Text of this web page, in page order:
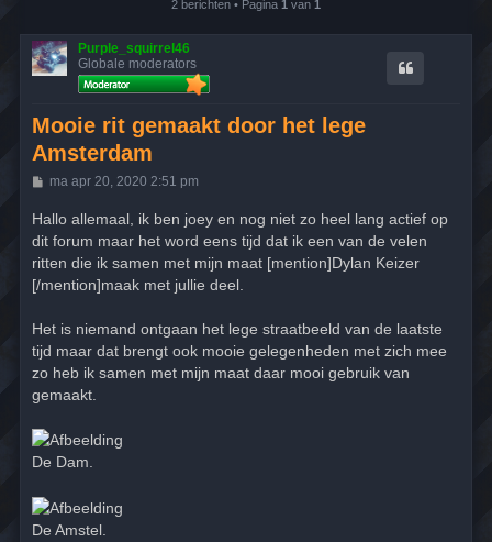
2 berichten • Pagina 1 van 1
Purple_squirrel46
Globale moderators
Mooie rit gemaakt door het lege
Amsterdam
B
i
c
h
t
ma apr 20, 2020 2:51 pm
Hallo allemaal, ik ben joey en nog niet zo heel lang actief op
dit forum maar het word eens tijd dat ik een van de velen
ritten die ik samen met mijn maat [mention]Dylan Keizer
[/mention]maak met jullie deel.
Het is niemand ontgaan het lege straatbeeld van de laatste
tijd maar dat brengt ook mooie gelegenheden met zich mee
zo heb ik samen met mijn maat daar mooi gebruik van
gemaakt.
De Dam.
De Amstel.